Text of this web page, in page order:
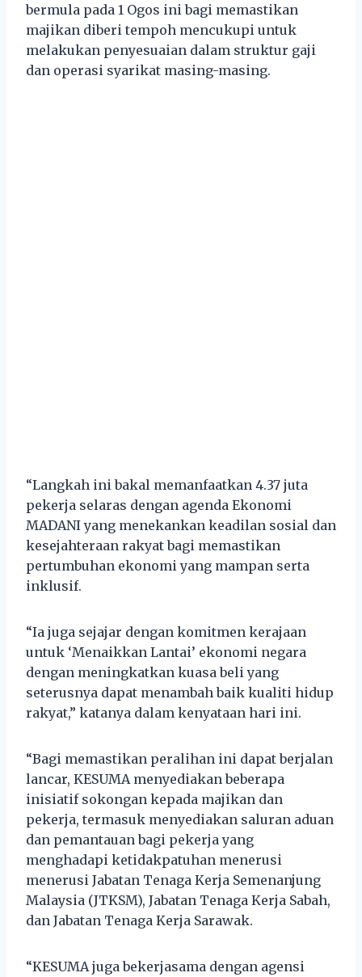
bermula pada 1 Ogos ini bagi memastikan
majikan diberi tempoh mencukupi untuk
melakukan penyesuaian dalam struktur gaji
dan operasi syarikat masing-masing.
“Langkah ini bakal memanfaatkan 4.37 juta
pekerja selaras dengan agenda Ekonomi
MADANI yang menekankan keadilan sosial dan
kesejahteraan rakyat bagi memastikan
pertumbuhan ekonomi yang mampan serta
inklusif.
“Ia juga sejajar dengan komitmen kerajaan
untuk ‘Menaikkan Lantai’ ekonomi negara
dengan meningkatkan kuasa beli yang
seterusnya dapat menambah baik kualiti hidup
rakyat,” katanya dalam kenyataan hari ini.
“Bagi memastikan peralihan ini dapat berjalan
lancar, KESUMA menyediakan beberapa
inisiatif sokongan kepada majikan dan
pekerja, termasuk menyediakan saluran aduan
dan pemantauan bagi pekerja yang
menghadapi ketidakpatuhan menerusi
menerusi Jabatan Tenaga Kerja Semenanjung
Malaysia (JTKSM), Jabatan Tenaga Kerja Sabah,
dan Jabatan Tenaga Kerja Sarawak.
“KESUMA juga bekerjasama dengan agensi